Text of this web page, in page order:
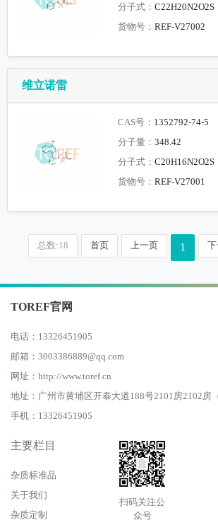
分子式：C22H20N2O2S
货物号：REF-V27002
维立诺雷
CAS号： 1352792-74-5
分子量：348.42
分子式：C20H16N2O2S
货物号：REF-V27001
总数:18 首页 上一页 1
TOREF官网
电话：13326451905
邮箱：3003386889@qq.com
网址：http://www.toref.cn
地址：广州市黄埔区开泰大道188号2101房2102房
手机：13326451905
主要栏目
杂质标准品
关于我们
杂质定制
扫码关注公
众号